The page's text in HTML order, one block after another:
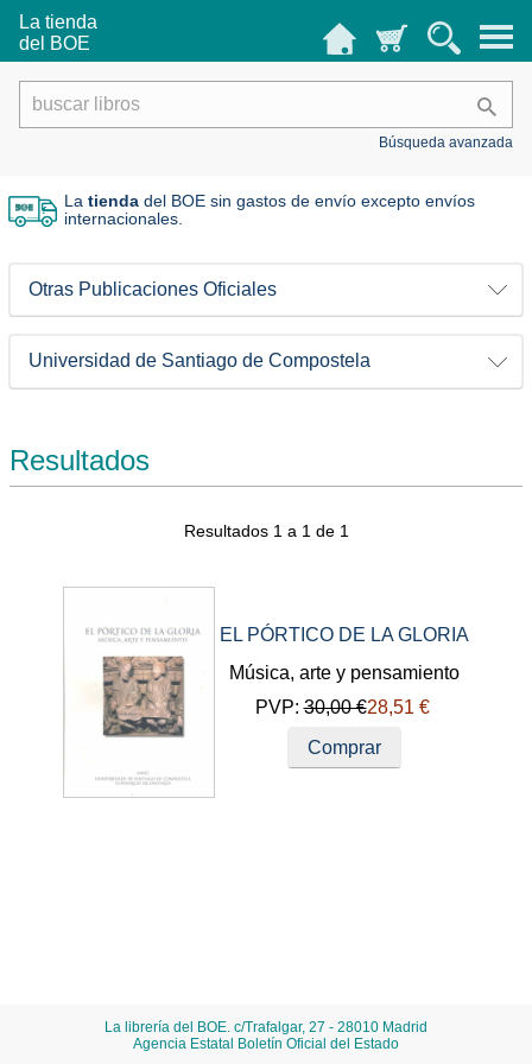
La tienda
del BOE
Búsqueda avanzada
Latienda del BOE sin gastos de envío excepto envíos
internacionales.
Otras Publicaciones Oficiales
Universidad de Santiago de Compostela
Resultados
Resultados 1 a 1 de 1
EL PÓRTICO DE LA GLORIA
Música, arte y pensamiento
PVP:30,00 €28,51 €
Comprar
La librería del BOE. c/Trafalgar, 27 - 28010 Madrid
Agencia Estatal Boletín Oficial del Estado